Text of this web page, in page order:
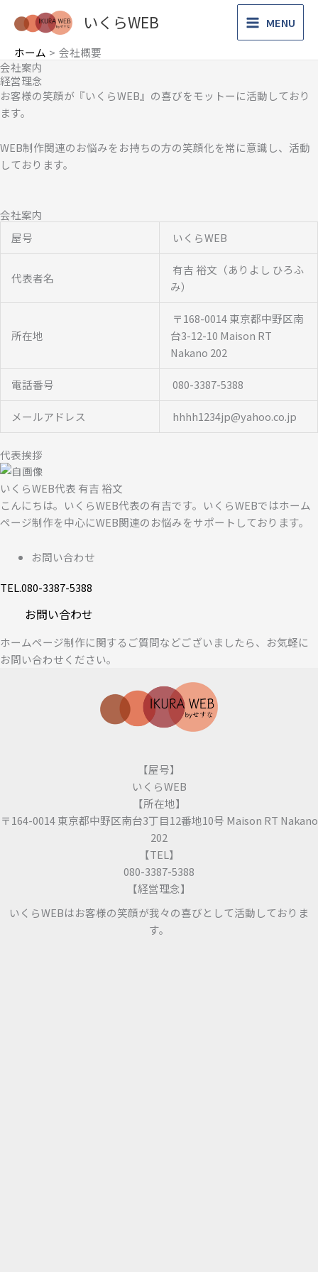
ス
キ
ッ
プ
いくらWEB
MENU
ホーム
会社概要
会社案内
経営理念
お客様の笑顔が『いくらWEB』の喜びをモットーに活動しており
ます。
WEB制作関連のお悩みをお持ちの方の笑顔化を常に意識し、活動
しております。
会社案内
屋号
いくらWEB
代表者名
有吉 裕文（ありよし ひろふ
み）
所在地
〒168-0014 東京都中野区南
台3-12-10 Maison RT
Nakano 202
電話番号 080-3387-5388
メールアドレス hhhh1234jp@yahoo.co.jp
代表挨拶
いくらWEB代表 有吉 裕文
こんにちは。いくらWEB代表の有吉です。いくらWEBではホーム
ページ制作を中心にWEB関連のお悩みをサポートしております。
お問い合わせ
TEL.080-3387-5388
お問い合わせ
ホームページ制作に関するご質問などございましたら、お気軽に
お問い合わせください。
【屋号】
いくらWEB
【所在地】
〒164-0014 東京都中野区南台3丁目12番地10号 Maison RT Nakano
202
【TEL】
080-3387-5388
【経営理念】
いくらWEBはお客様の笑顔が我々の喜びとして活動しておりま
す。